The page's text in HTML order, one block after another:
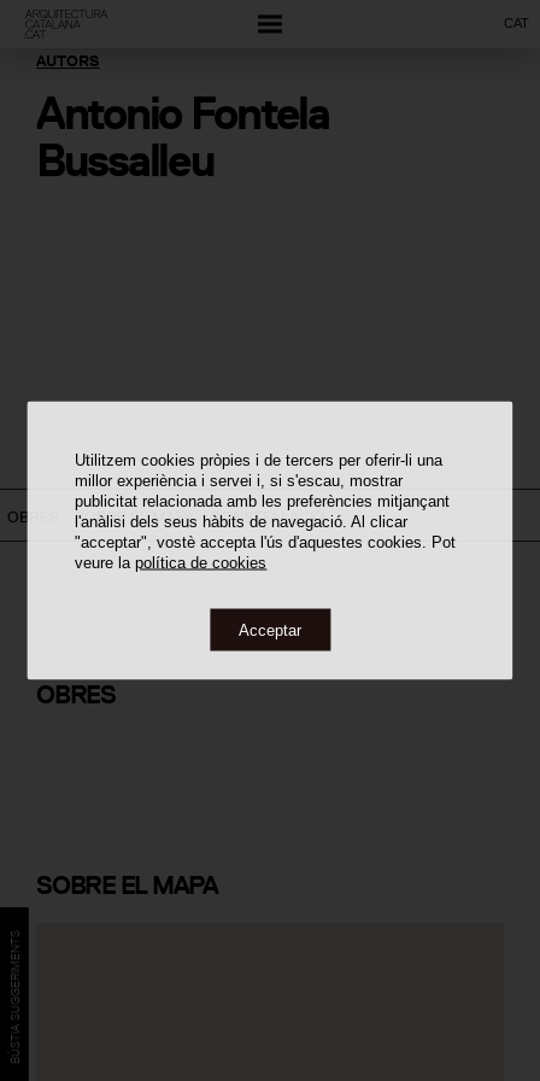
Utilitzem cookies pròpies i de tercers per oferir-li una
millor experiència i servei i, si s'escau, mostrar
publicitat relacionada amb les preferències mitjançant
l'anàlisi dels seus hàbits de navegació. Al clicar
"acceptar", vostè accepta l'ús d'aquestes cookies. Pot
veure lapolítica de cookies
Acceptar
CAT
AUTORS
Antonio Fontela
Bussalleu
OBRES SOBRE EL MAPA CONSTEL·LACIÓ
OBRES
l'Agricultura
SOBREEL MAPA
BÚSTIA SUGGERIMENTS